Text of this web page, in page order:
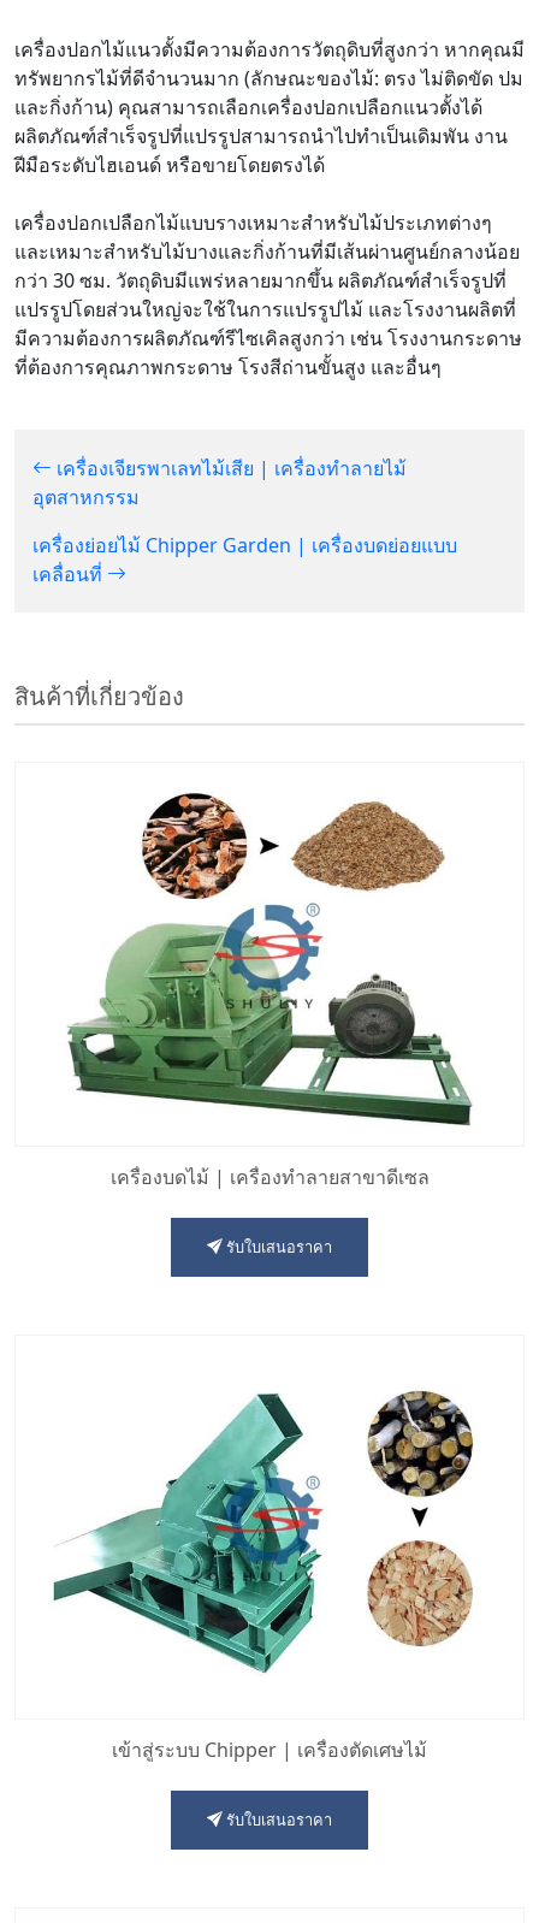
เครื่องปอกไม้แนวตั้งมีความต้องการวัตถุดิบที่สูงกว่า หากคุณมี
ทรัพยากรไม้ที่ดีจำนวนมาก (ลักษณะของไม้: ตรง ไม่ติดขัด ปม
และกิ่งก้าน) คุณสามารถเลือกเครื่องปอกเปลือกแนวตั้งได้
ผลิตภัณฑ์สำเร็จรูปที่แปรรูปสามารถนำไปทำเป็นเดิมพัน งาน
ฝีมือระดับไฮเอนด์ หรือขายโดยตรงได้
เครื่องปอกเปลือกไม้แบบรางเหมาะสำหรับไม้ประเภทต่างๆ
และเหมาะสำหรับไม้บางและกิ่งก้านที่มีเส้นผ่านศูนย์กลางน้อย
กว่า 30 ซม. วัตถุดิบมีแพร่หลายมากขึ้น ผลิตภัณฑ์สำเร็จรูปที่
แปรรูปโดยส่วนใหญ่จะใช้ในการแปรรูปไม้ และโรงงานผลิตที่
มีความต้องการผลิตภัณฑ์รีไซเคิลสูงกว่า เช่น โรงงานกระดาษ
ที่ต้องการคุณภาพกระดาษ โรงสีถ่านขั้นสูง และอื่นๆ
เครื่องเจียรพาเลทไม้เสีย | เครื่องทำลายไม้
อุตสาหกรรม
เครื่องย่อยไม้ Chipper Garden | เครื่องบดย่อยแบบ
เคลื่อนที่
สินค้าที่เกี่ยวข้อง
เครื่องบดไม้ | เครื่องทำลายสาขาดีเซล
รับใบเสนอราคา
เข้าสู่ระบบ Chipper | เครื่องตัดเศษไม้
รับใบเสนอราคา